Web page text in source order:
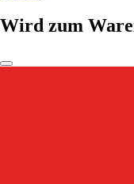
Wird zum